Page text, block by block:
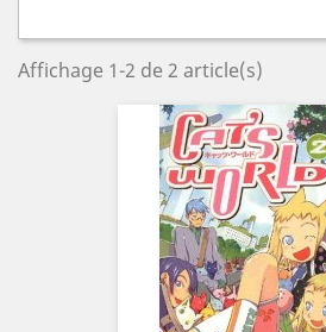
Affichage 1-2 de 2 article(s)